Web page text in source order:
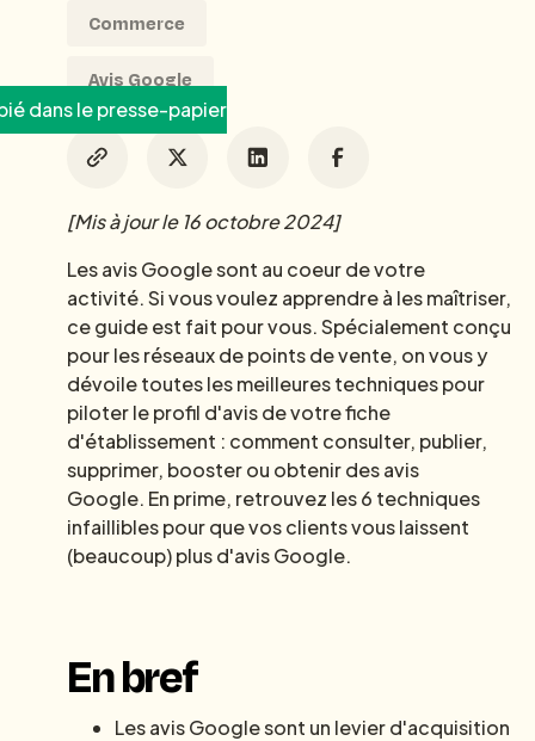
Commerce
Avis Google
dans le presse-papier
[Mis à jour le 16 octobre 2024]
Les avis Google sont au coeur de votre
activité. Si vous voulez apprendre à les maîtriser,
ce guide est fait pour vous. Spécialement conçu
pour les réseaux de points de vente, on vous y
dévoile toutes les meilleures techniques pour
piloter le profil d'avis de votre fiche
d'établissement : comment consulter, publier,
supprimer, booster ou obtenir des avis
Google. En prime, retrouvez les 6 techniques
infaillibles pour que vos clients vous laissent
(beaucoup) plus d'avis Google.
En bref
Les avis Google sont un levier d'acquisition